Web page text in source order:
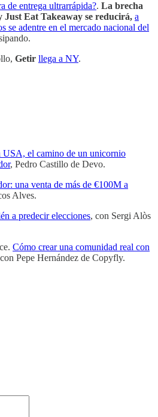
de entrega ultrarrápida?. La brecha
Just Eat Takeaway se reducirá, a
se adentre en el mercado nacional del
Getir llega a NY.
USA, el camino de un unicornio
, Pedro Castillo de Devo.
una venta de más de €100M a
Alves.
a predecir elecciones, con Sergi Alòs
Cómo crear una comunidad real con
Pepe Hernández de Copyfly.